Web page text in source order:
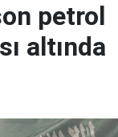
petrol
altında